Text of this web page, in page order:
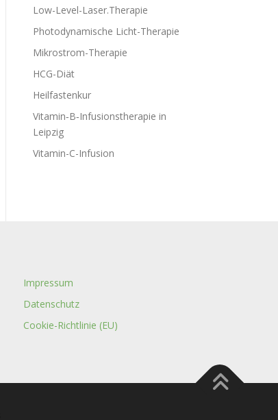
Low-Level-Laser.Therapie
Photodynamische Licht-Therapie
Mikrostrom-Therapie
HCG-Diät
Heilfastenkur
Vitamin‑B‑Infusionstherapie in
Leipzig
Vitamin-C-Infusion
Impressum
Datenschutz
Cookie-Richtlinie (EU)